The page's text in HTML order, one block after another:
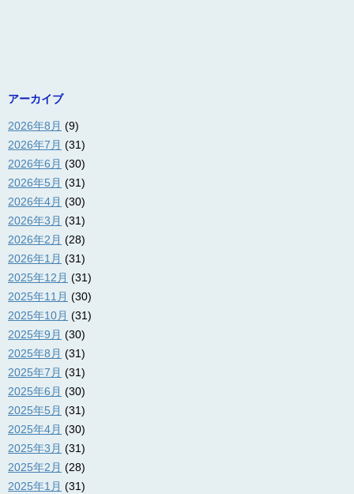
アーカイブ
2026年8月 (9)
2026年7月 (31)
2026年6月 (30)
2026年5月 (31)
2026年4月 (30)
2026年3月 (31)
2026年2月 (28)
2026年1月 (31)
2025年12月 (31)
2025年11月 (30)
2025年10月 (31)
2025年9月 (30)
2025年8月 (31)
2025年7月 (31)
2025年6月 (30)
2025年5月 (31)
2025年4月 (30)
2025年3月 (31)
2025年2月 (28)
2025年1月 (31)